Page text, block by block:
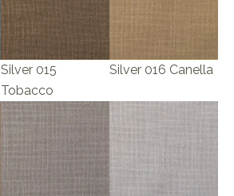
Silver 015
Tobacco
Silver 016 Canella